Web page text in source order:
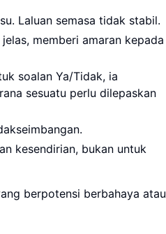
Laluan semasa tidak stabil.
memberi amaran kepada
soalan Ya/Tidak, ia
sesuatu perlu dilepaskan
kesendirian, bukan untuk
berpotensi berbahaya atau